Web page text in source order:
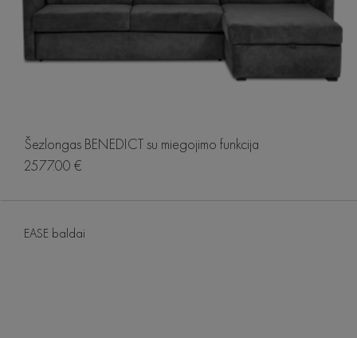
Šezlongas BENEDICT su miegojimo funkcija
2577.00 €
EASE baldai